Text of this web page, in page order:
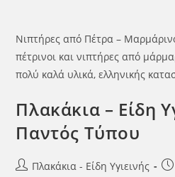
Νιπτήρες από Πέτρα –
πέτρινοι και νιπτήρες από
πολύ καλά υλικά, ελληνικής
Πλακάκια – Είδη
Παντός Τύπου
Πλακάκια - Είδη Υγιεινής